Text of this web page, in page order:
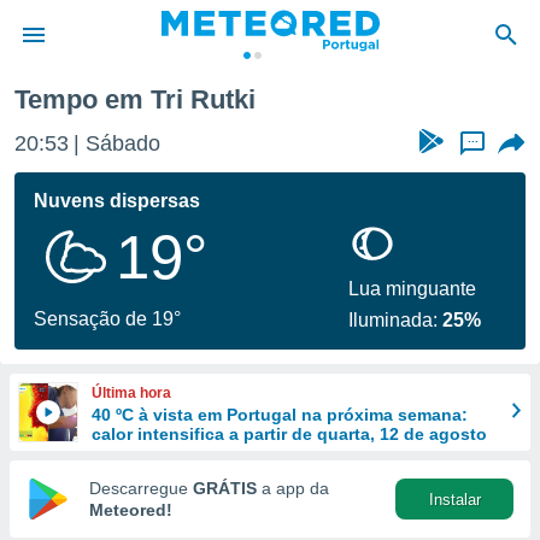
da
foi
fornecidas
a este
das
e
forma
digital
Tempo em Tri Rutki
20:53 Sábado ...
Nuvens dispersas
19°
Sensação de 19°
Lua minguante
Iluminada:25%
Última hora
40 ºC à vista em Portugal na próxima semana:
calor intensifica a partir de quarta, 12 de agosto
Descarregue GRÁTIS a app da
Meteored!
Instalar